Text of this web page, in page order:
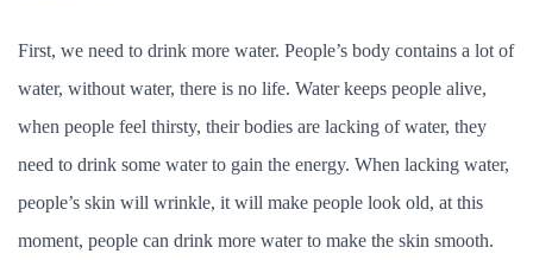
First, we need to drink more water. People’s body contains a lot of
water, without water, there is no life. Water keeps people alive,
when people feel thirsty, their bodies are lacking of water, they
need to drink some water to gain the energy. When lacking water,
people’s skin will wrinkle, it will make people look old, at this
moment, people can drink more water to make the skin smooth.